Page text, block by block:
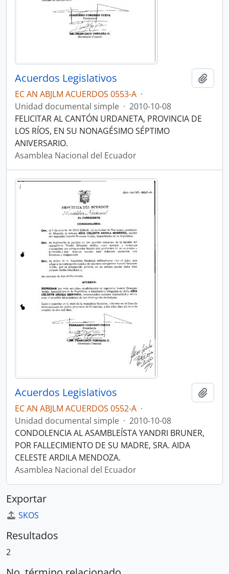
Acuerdos Legislativos
EC AN ABJLM ACUERDOS 0553-A ·
Unidad documental simple · 2010-10-08
FELICITAR AL CANTÓN URDANETA, PROVINCIA DE
LOS RÍOS, EN SU NONAGÉSIMO SÉPTIMO
ANIVERSARIO.
Asamblea Nacional del Ecuador
Acuerdos Legislativos
EC AN ABJLM ACUERDOS 0552-A ·
Unidad documental simple · 2010-10-08
CONDOLENCIA AL ASAMBLEÍSTA YANDRI BRUNER,
POR FALLECIMIENTO DE SU MADRE, SRA. AIDA
CELESTE ARDILA MENDOZA.
Asamblea Nacional del Ecuador
Exportar
SKOS
Resultados
2